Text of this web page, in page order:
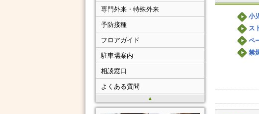
小
ス
ペ
禁
▲
専門外来・特殊外来
予防接種
フロアガイド
駐車場案内
相談窓口
よくある質問